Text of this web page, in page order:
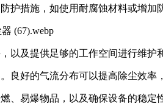
护措施，如使用耐腐蚀材料或增加
以及提供足够的工作空间进行维护
良好的气流分布可以提高除尘效率
、易爆物品，以及确保设备的稳定